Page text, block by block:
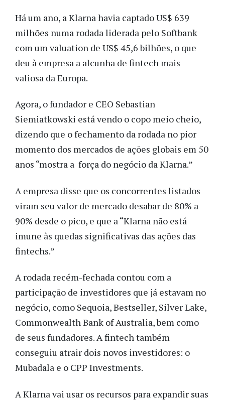
Há um ano, a Klarna havia captado US$ 639
milhões numa rodada liderada pelo Softbank
com um valuation de US$ 45,6 bilhões, o que
deu à empresa a alcunha de fintech mais
valiosa da Europa.
Agora, o fundador e CEO Sebastian
Siemiatkowski está vendo o copo meio cheio,
dizendo que o fechamento da rodada no pior
momento dos mercados de ações globais em 50
anos “mostra a força do negócio da Klarna.”
A empresa disse que os concorrentes listados
viram seu valor de mercado desabar de 80% a
90% desde o pico, e que a “Klarna não está
imune às quedas significativas das ações das
fintechs.”
A rodada recém-fechada contou com a
participação de investidores que já estavam no
negócio, como Sequoia, Bestseller, Silver Lake,
Commonwealth Bank of Australia, bem como
de seus fundadores. A fintech também
conseguiu atrair dois novos investidores: o
Mubadala e o CPP Investments.
A Klarna vai usar os recursos para expandir suas